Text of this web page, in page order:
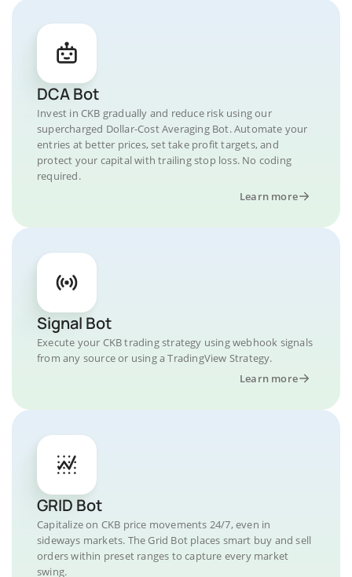
DCA Bot
Invest in CKB gradually and reduce risk using our
supercharged Dollar-Cost Averaging Bot. Automate your
entries at better prices, set take profit targets, and
protect your capital with trailing stop loss. No coding
required.
Learn more
Signal Bot
Execute your CKB trading strategy using webhook signals
from any source or using a TradingView Strategy.
Learn more
GRID Bot
Capitalize on CKB price movements 24/7, even in
sideways markets. The Grid Bot places smart buy and sell
orders within preset ranges to capture every market
swing.